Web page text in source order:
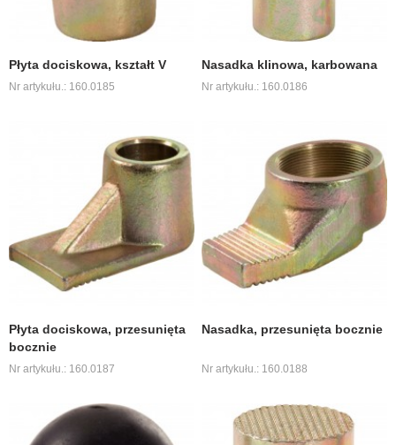
Płyta dociskowa, kształt V
Nr artykułu.: 160.0185
Nasadka klinowa, karbowana
Nr artykułu.: 160.0186
Płyta dociskowa, przesunięta
bocznie
Nr artykułu.: 160.0187
Nasadka, przesunięta bocznie
Nr artykułu.: 160.0188